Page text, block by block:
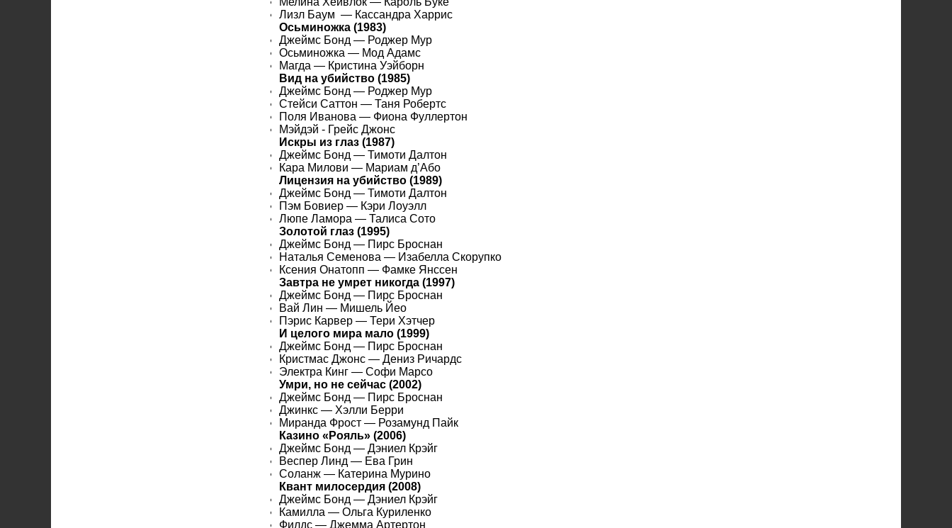
Лизл Баум — Кассандра Харрис
Осьминожка (1983)
Джеймс Бонд — Роджер Мур
Осьминожка — Мод Адамс
Магда — Кристина Уэйборн
Вид на убийство (1985)
Джеймс Бонд — Роджер Мур
Стейси Саттон — Таня Робертс
Поля Иванова — Фиона Фуллертон
Мэйдэй - Грейс Джонс
Искры из глаз (1987)
Джеймс Бонд — Тимоти Далтон
Кара Милови — Мариам д’Або
Лицензия на убийство (1989)
Джеймс Бонд — Тимоти Далтон
Пэм Бовиер — Кэри Лоуэлл
Люпе Ламора — Талиса Сото
Золотой глаз (1995)
Джеймс Бонд — Пирс Броснан
Наталья Семенова — Изабелла Скорупко
Ксения Онатопп — Фамке Янссен
Завтра не умрет никогда (1997)
Джеймс Бонд — Пирс Броснан
Вай Лин — Мишель Йео
Пэрис Карвер — Тери Хэтчер
И целого мира мало (1999)
Джеймс Бонд — Пирс Броснан
Кристмас Джонс — Дениз Ричардс
Электра Кинг — Софи Марсо
Умри, но не сейчас (2002)
Джеймс Бонд — Пирс Броснан
Джинкс — Хэлли Берри
Миранда Фрост — Розамунд Пайк
Казино «Рояль» (2006)
Джеймс Бонд — Дэниел Крэйг
Веспер Линд — Ева Грин
Соланж — Катерина Мурино
Квант милосердия (2008)
Джеймс Бонд — Дэниел Крэйг
Камилла — Ольга Куриленко
Филдс — Джемма Артертон